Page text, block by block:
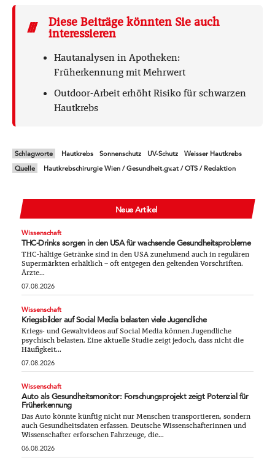
Diese Beiträge könnten Sie auch
interessieren
Hautanalysen in Apotheken:
Früherkennung mit Mehrwert
Outdoor-Arbeit erhöht Risiko für schwarzen
Hautkrebs
Schlagworte Hautkrebs Sonnenschutz UV-Schutz
Weisser Hautkrebs
Quelle
Hautkrebschirurgie Wien / Gesundheit.gv.at / OTS / Redaktion
Neue Artikel
Wissenschaft
THC-Drinks sorgen in den USA für wachsende Gesundheitsprobleme
THC-hältige Getränke sind in den USA zunehmend auch in regulären
Supermärkten erhältlich – oft entgegen den geltenden Vorschriften.
Ärzte...
07.08.2026
Wissenschaft
Kriegsbilder auf Social Media belasten viele Jugendliche
Kriegs- und Gewaltvideos auf Social Media können Jugendliche
psychisch belasten. Eine aktuelle Studie zeigt jedoch, dass nicht die
Häufigkeit...
07.08.2026
Wissenschaft
Auto als Gesundheitsmonitor: Forschungsprojekt zeigt Potenzial für
Früherkennung
Das Auto könnte künftig nicht nur Menschen transportieren, sondern
auch Gesundheitsdaten erfassen. Deutsche Wissenschafterinnen und
Wissenschafter erforschen Fahrzeuge, die...
06.08.2026